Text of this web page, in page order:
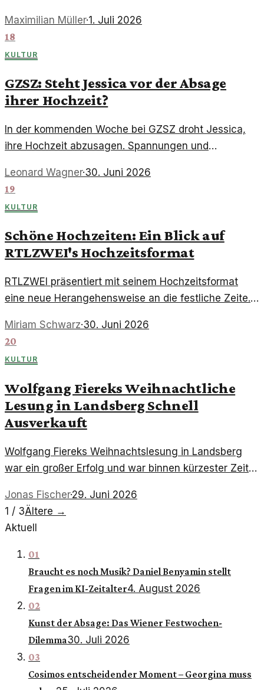
Implikationen.
Maximilian Müller·1. Juli 2026
18
KULTUR
GZSZ: Steht Jessica vor der Absage
ihrer Hochzeit?
In der kommenden Woche bei GZSZ droht Jessica,
ihre Hochzeit abzusagen. Spannungen und
Charaktere nachhaltig beeinflussen werden.
Leonard Wagner·30. Juni 2026
19
KULTUR
Schöne Hochzeiten: Ein Blick auf
RTLZWEI's Hochzeitsformat
RTLZWEI präsentiert mit seinem Hochzeitsformat
eine neue Herangehensweise an die festliche Zeite.
Momenten, die das Publikum fesseln.
Miriam Schwarz·30. Juni 2026
20
KULTUR
Wolfgang Fiereks Weihnachtliche
Lesung in Landsberg Schnell
Ausverkauft
Wolfgang Fiereks Weihnachtslesung in Landsberg
war ein großer Erfolg und war binnen kürzester Zeit
Besucher in ihren Bann.
Jonas Fischer·29. Juni 2026
1 / 3Ältere →
Aktuell
01
Braucht es noch Musik? Daniel Benyamin stellt
Fragen im KI-Zeitalter4. August 2026
02
Kunst der Absage: Das Wiener Festwochen-
Dilemma30. Juli 2026
03
Cosimos entscheidender Moment – Georgina muss